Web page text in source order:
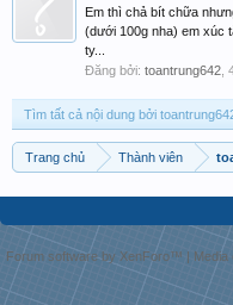
Em thì chả bít chữa
(dưới 100g nha) em xúc
ty...
Đăng bởi: toantrung642
Tìm tất cả nội dung bởi
Trang chủ Thành viên
Forum software by XenForo™ | Media